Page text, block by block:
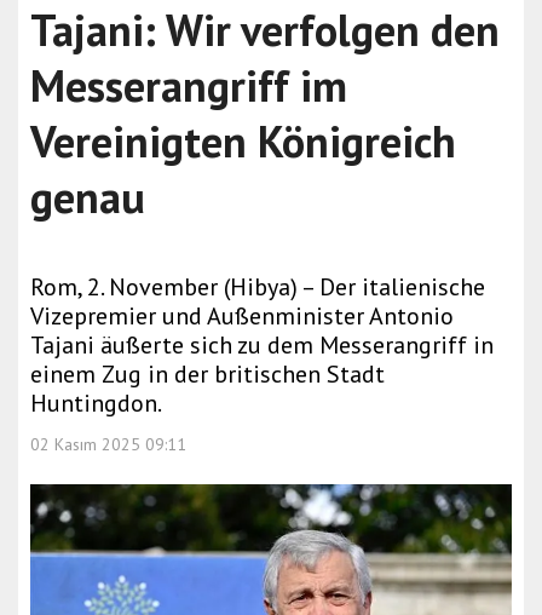
Tajani: Wir verfolgen den
Messerangriff im
Vereinigten Königreich
genau
Rom, 2. November (Hibya) – Der italienische
Vizepremier und Außenminister Antonio
Tajani äußerte sich zu dem Messerangriff in
einem Zug in der britischen Stadt
Huntingdon.
02 Kasım 2025 09:11